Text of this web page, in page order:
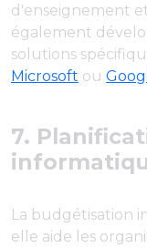
d'enseignement
également
solutions
Microsoft ou
7.
La budgétisation
elle aide les